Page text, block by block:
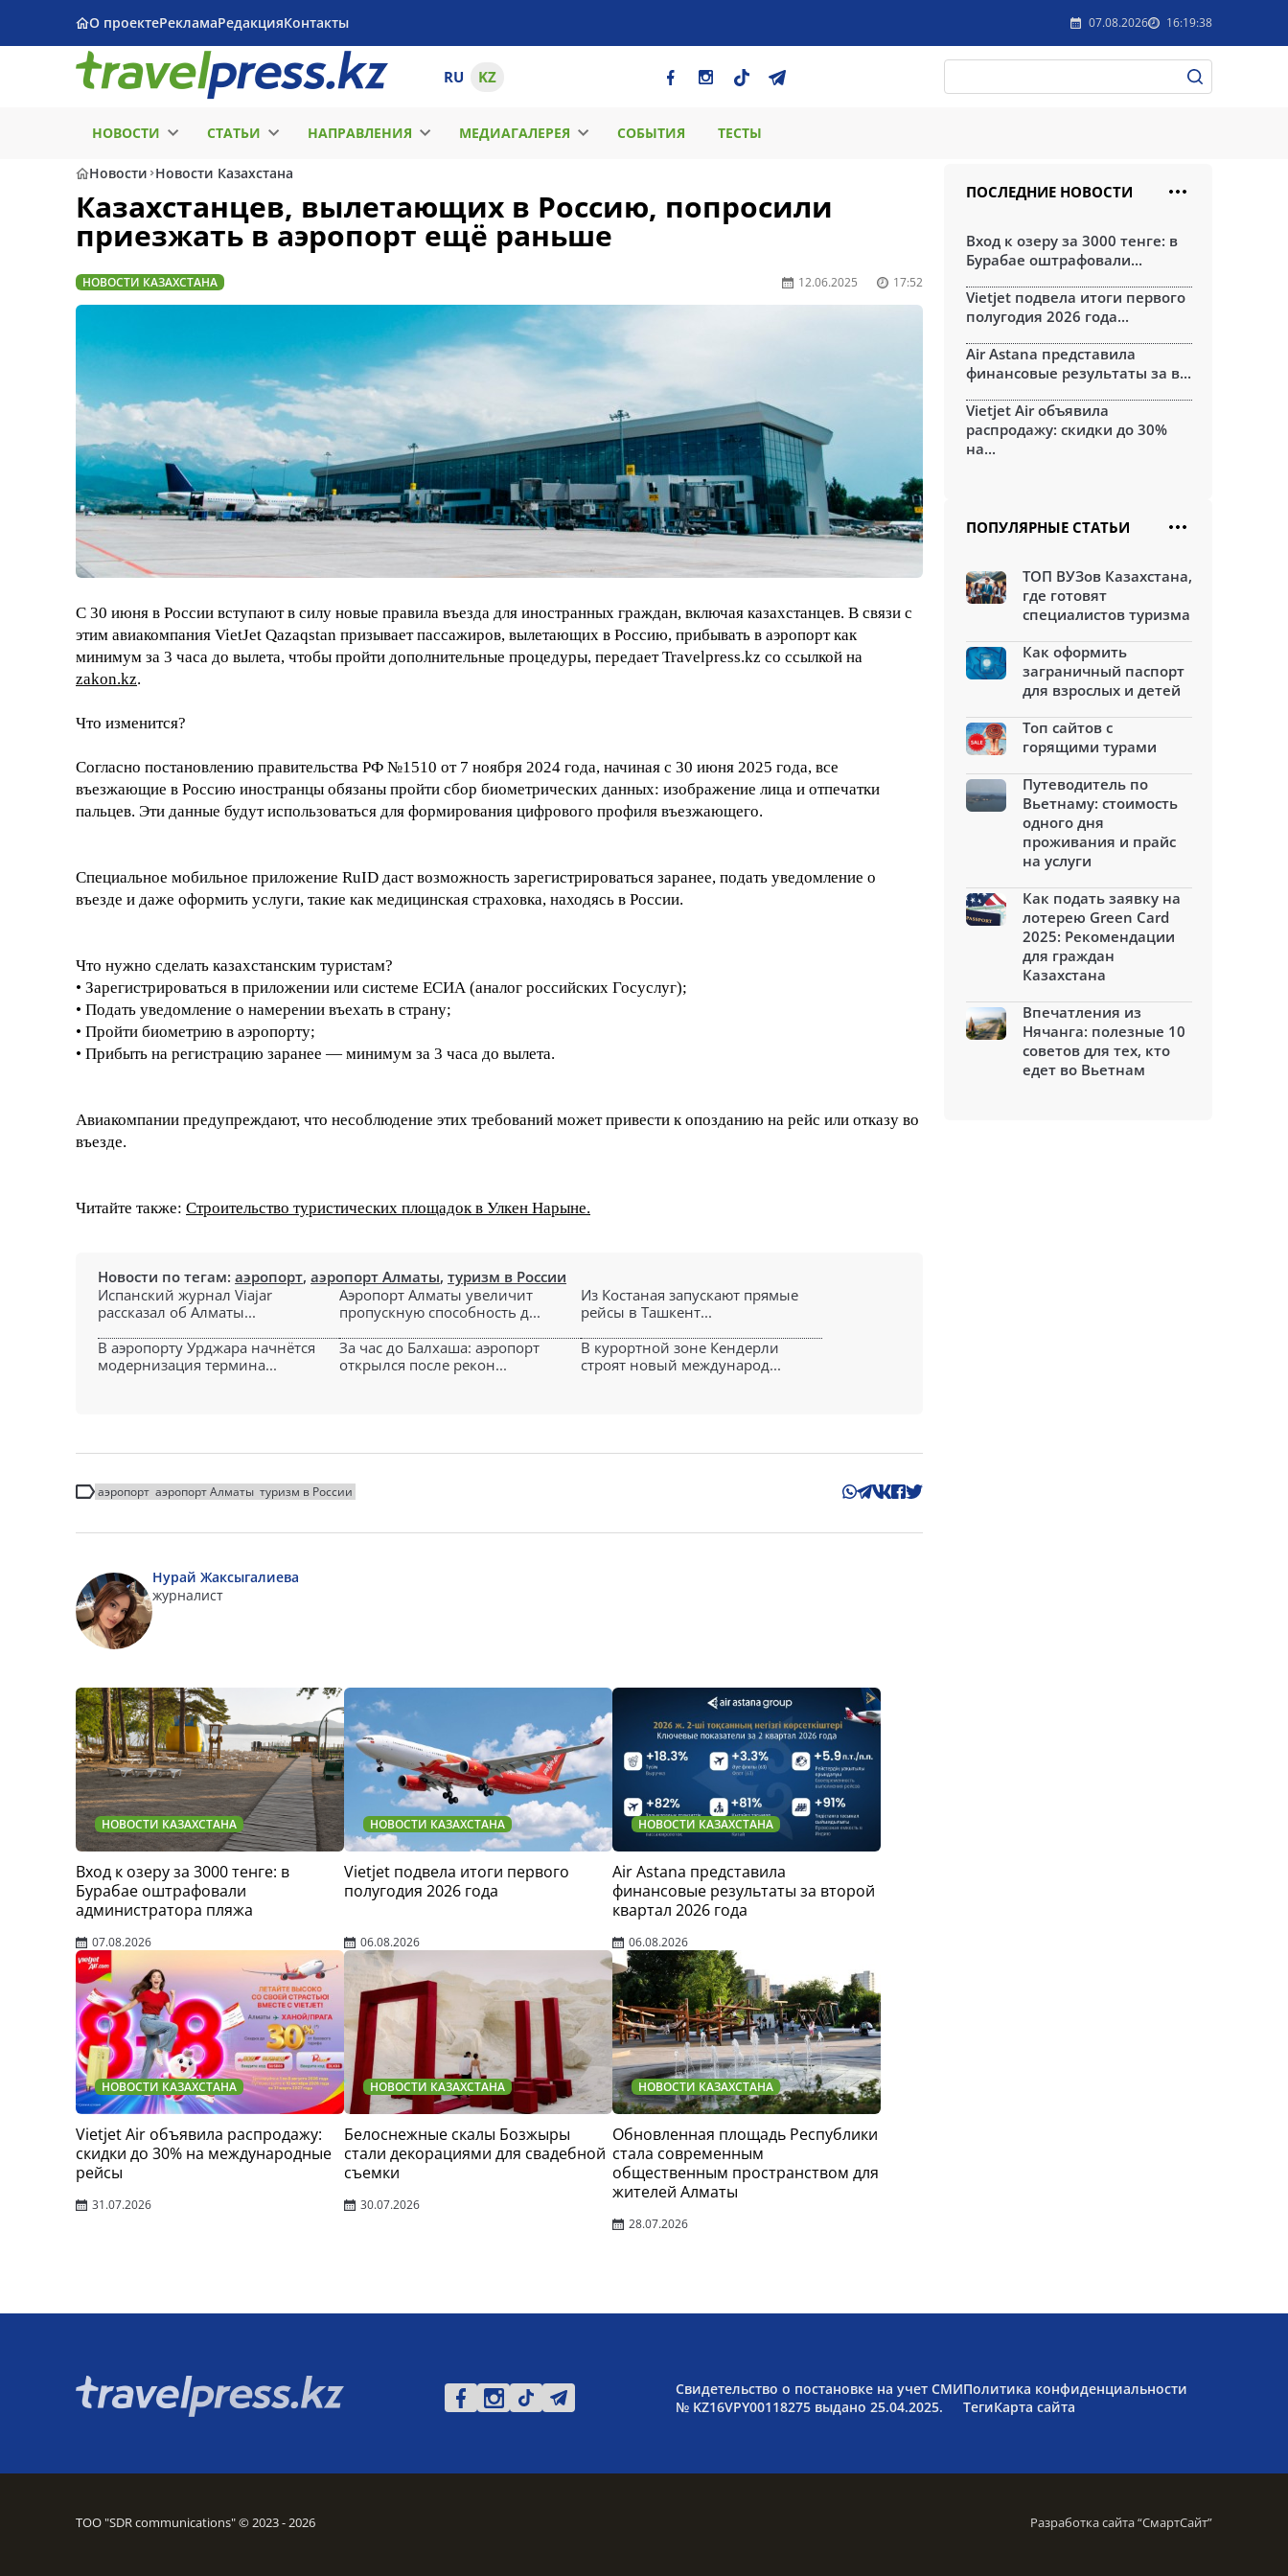
О проектеРекламаРедакцияКонтакты 07.08.2026 16:19:38
RU KZ
НОВОСТИ СТАТЬИ НАПРАВЛЕНИЯ МЕДИАГАЛЕРЕЯ СОБЫТИЯ ТЕСТЫ
Новости Новости Казахстана
Казахстанцев, вылетающих в Россию, попросили
приезжать в аэропорт ещё раньше
НОВОСТИ КАЗАХСТАНА 12.06.2025 17:52
С 30 июня в России вступают в силу новые правила въезда для иностранных граждан, включая казахстанцев. В связи с
этим авиакомпания VietJet Qazaqstan призывает пассажиров, вылетающих в Россию, прибывать в аэропорт как
минимум за 3 часа до вылета, чтобы пройти дополнительные процедуры, передает Travelpress.kz со ссылкой на
zakon.kz.
Что изменится?
Согласно постановлению правительства РФ №1510 от 7 ноября 2024 года, начиная с 30 июня 2025 года, все
въезжающие в Россию иностранцы обязаны пройти сбор биометрических данных: изображение лица и отпечатки
пальцев. Эти данные будут использоваться для формирования цифрового профиля въезжающего.
Специальное мобильное приложение RuID даст возможность зарегистрироваться заранее, подать уведомление о
въезде и даже оформить услуги, такие как медицинская страховка, находясь в России.
Что нужно сделать казахстанским туристам?
• Зарегистрироваться в приложении или системе ЕСИА (аналог российских Госуслуг);
• Подать уведомление о намерении въехать в страну;
• Пройти биометрию в аэропорту;
• Прибыть на регистрацию заранее — минимум за 3 часа до вылета.
Авиакомпании предупреждают, что несоблюдение этих требований может привести к опозданию на рейс или отказу во
въезде.
Читайте также: Строительство туристических площадок в Улкен Нарыне.
Новости по тегам: аэропорт, аэропорт Алматы, туризм в России
Испанский журнал Viajar
рассказал об Алматы...
Аэропорт Алматы увеличит
пропускную способность д...
Из Костаная запускают прямые
рейсы в Ташкент...
В аэропорту Урджара начнётся
модернизация термина...
За час до Балхаша: аэропорт
открылся после рекон...
В курортной зоне Кендерли
строят новый международ...
аэропорт аэропорт Алматы туризм в России
Нурай Жаксыгалиева
журналист
НОВОСТИ КАЗАХСТАНА
Вход к озеру за 3000 тенге: в
Бурабае оштрафовали
администратора пляжа
07.08.2026
НОВОСТИ КАЗАХСТАНА
Vietjet подвела итоги первого
полугодия 2026 года
06.08.2026
НОВОСТИ КАЗАХСТАНА
Air Astana представила
финансовые результаты за второй
квартал 2026 года
06.08.2026
НОВОСТИ КАЗАХСТАНА
Vietjet Air объявила распродажу:
скидки до 30% на международные
рейсы
31.07.2026
НОВОСТИ КАЗАХСТАНА
Белоснежные скалы Бозжыры
стали декорациями для свадебной
съемки
30.07.2026
НОВОСТИ КАЗАХСТАНА
Обновленная площадь Республики
стала современным
общественным пространством для
жителей Алматы
28.07.2026
ПОСЛЕДНИЕ НОВОСТИ
Вход к озеру за 3000 тенге: в
Бурабае оштрафовали...
Vietjet подвела итоги первого
полугодия 2026 года...
Air Astana представила
финансовые результаты за в...
Vietjet Air объявила
распродажу: скидки до 30%
на...
ПОПУЛЯРНЫЕ СТАТЬИ
ТОП ВУЗов Казахстана,
где готовят
специалистов туризма
Как оформить
заграничный паспорт
для взрослых и детей
Топ сайтов с
горящими турами
Путеводитель по
Вьетнаму: стоимость
одного дня
проживания и прайс
на услуги
Как подать заявку на
лотерею Green Card
2025: Рекомендации
для граждан
Казахстана
Впечатления из
Нячанга: полезные 10
советов для тех, кто
едет во Вьетнам
Свидетельство о постановке на учет СМИ
№ KZ16VPY00118275 выдано 25.04.2025.
Политика конфиденциальности
ТегиКарта сайта
ТОО "SDR communications" © 2023 - 2026 Разработка сайта “СмартСайт”